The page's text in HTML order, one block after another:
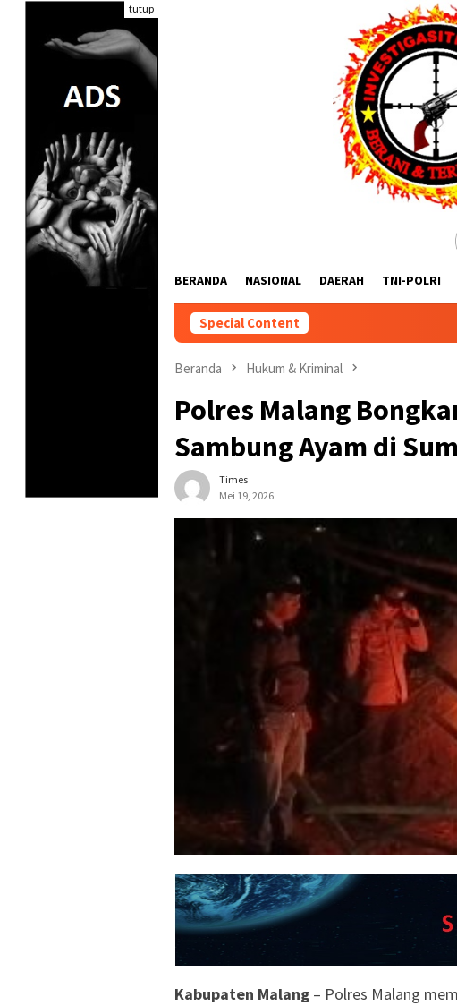
tutup
BERANDA NASIONAL DAERAH TNI-POLRI
Special Content Sidak Trucuk
Beranda Hukum & Kriminal
Polres Malang
Sambung Ayam di
Times
Mei 19, 2026
Kabupaten Malang – Polres Malang